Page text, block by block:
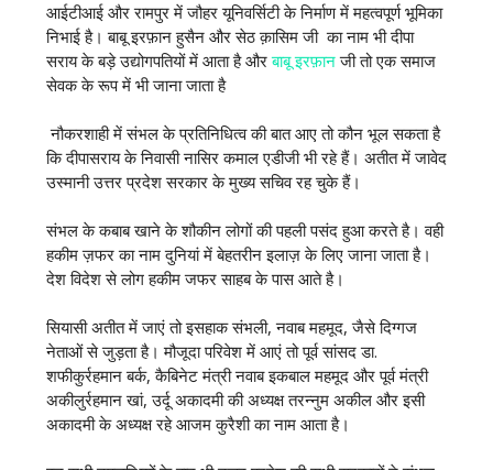
आईटीआई और रामपुर में जौहर यूनिवर्सिटी के निर्माण में महत्वपूर्ण भूमिका
निभाई है। बाबू इरफ़ान हुसैन और सेठ क़ासिम जी का नाम भी दीपा
सराय के बड़े उद्योगपतियों में आता है औरबाबू इरफ़ानजी तो एक समाज
सेवक के रूप में भी जाना जाता है
नौकरशाही में संभल के प्रतिनिधित्व की बात आए तो कौन भूल सकता है
कि दीपासराय के निवासी नासिर कमाल एडीजी भी रहे हैं। अतीत में जावेद
उस्मानी उत्तर प्रदेश सरकार के मुख्य सचिव रह चुके हैं।
संभल के कबाब खाने के शौकीन लोगों की पहली पसंद हुआ करते है। वही
हकीम ज़फर का नाम दुनियां में बेहतरीन इलाज़ के लिए जाना जाता है।
देश विदेश से लोग हकीम जफर साहब के पास आते है।
सियासी अतीत में जाएं तो इसहाक संभली, नवाब महमूद, जैसे दिग्गज
नेताओं से जुड़ता है। मौजूदा परिवेश में आएं तो पूर्व सांसद डा.
शफीकुर्रहमान बर्क, कैबिनेट मंत्री नवाब इकबाल महमूद और पूर्व मंत्री
अकीलुर्रहमान खां, उर्दू अकादमी की अध्यक्ष तरन्नुम अकील और इसी
अकादमी के अध्यक्ष रहे आजम कुरैशी का नाम आता है।